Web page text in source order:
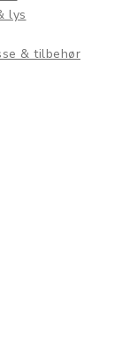
lys
& tilbehør